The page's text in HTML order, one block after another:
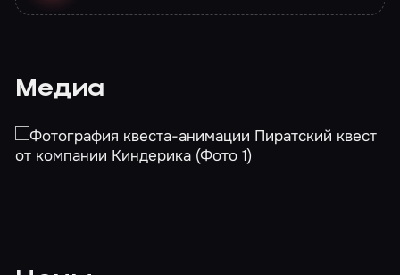
Медиа